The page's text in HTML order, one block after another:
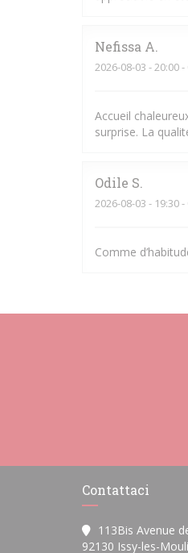
Nefissa A
2026-08-03 - 20:00
Accueil
surprise. La
Odile S
2026-08-03 - 19:30
Comme
Contattaci
113Bis Avenue
92130 Issy-les-